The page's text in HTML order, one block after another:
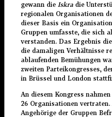
gewann die Iskra die
regionalen Organisationen
dieser Basis ein
Gruppen umfasste, die sich
verstanden. Das Ergebnis
die damaligen Verhältnisse
ablaufenden Bemühungen
zweiten Parteikongresses,
in Brüssel und London
An diesem Kongress
26 Organisationen vertraten.
Angehörige der Gruppen